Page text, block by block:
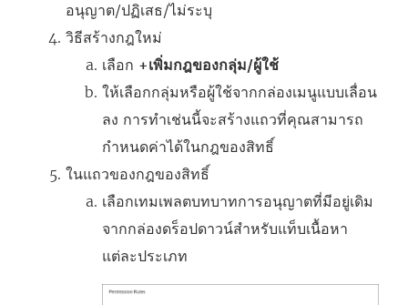
อนุญาต/ปฏิเสธ/ไม่ระบุ
วิธีสร้างกฎใหม่
เลือก +เพิ่มกฎของกลุ่ม/ผู้ใช้
ให้เลือกกลุ่มหรือผู้ใช้จากกล่องเมนูแบบเลื่อน
ลง การทำเช่นนี้จะสร้างแถวที่คุณสามารถ
กำหนดค่าได้ในกฎของสิทธิ์
ในแถวของกฎของสิทธิ์
เลือกเทมเพลตบทบาทการอนุญาตที่มีอยู่เดิม
จากกล่องดร็อปดาวน์สำหรับแท็บเนื้อหา
แต่ละประเภท